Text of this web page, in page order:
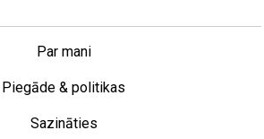
Par mani
Piegāde & politikas
Sazināties